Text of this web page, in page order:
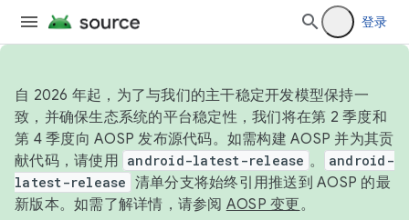
登录
自 2026 年起，为了与我们的主干稳定开发模型保持一
致，并确保生态系统的平台稳定性，我们将在第 2 季度和
第 4 季度向 AOSP 发布源代码。如需构建 AOSP 并为其贡
献代码，请使用 android-latest-release 。
android-
latest-release 清单分支将始终引用推送到 AOSP 的最
新版本。如需了解详情，请参阅 AOSP 变更。